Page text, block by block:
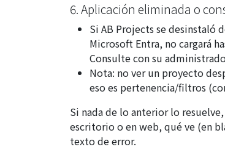
6. Aplicación eliminada o
Si AB Projects se desinstaló
Microsoft Entra, no cargará
Consulte con su
Nota: no ver un proyecto
eso es pertenencia/filtros
Si nada de lo anterior lo resuelve,
escritorio o en web, qué ve (en
texto de error.